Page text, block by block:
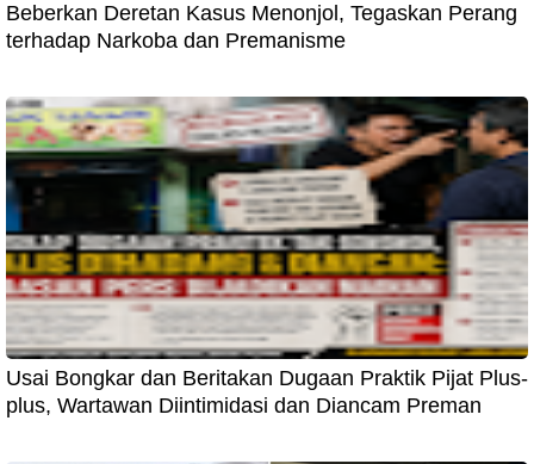
Beberkan Deretan Kasus Menonjol, Tegaskan Perang
terhadap Narkoba dan Premanisme
Usai Bongkar dan Beritakan Dugaan Praktik Pijat Plus-
plus, Wartawan Diintimidasi dan Diancam Preman